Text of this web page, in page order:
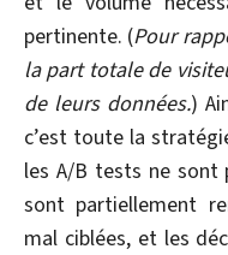
pertinente. (Pour
la parttotale de
de leurs données.)
c’est toute la
les A/B tests ne sont
sont partiellement
mal ciblées, et les